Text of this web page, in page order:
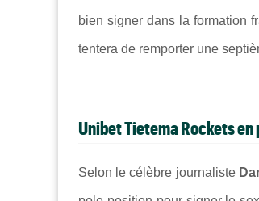
bien signer dans la formation
tentera de remporter une
Unibet Tietema Rockets en
Selon le célèbre journaliste